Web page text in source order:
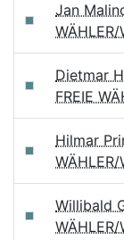
Jan
WÄHLER/
Dietmar
FREIE
Hilmar
WÄHLER/
Willibald
WÄHLER/